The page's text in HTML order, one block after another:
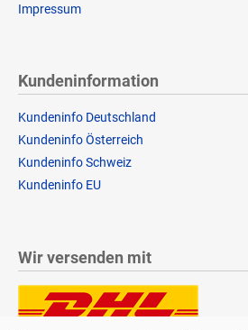
Impressum
Kundeninformation
Kundeninfo Deutschland
Kundeninfo Österreich
Kundeninfo Schweiz
Kundeninfo EU
Wir versenden mit